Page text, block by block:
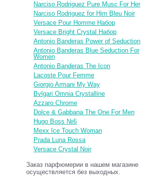
Narciso Rodriguez Pure Musc For Her
Narciso Rodriguez for Him Bleu Noir
Versace Pour Homme Набор
Versace Bright Crystal Набор
Antonio Banderas Power of Seduction
Antonio Banderas Blue Seduction For
Women
Antonio Banderas The Icon
Lacoste Pour Femme
Giorgio Armani My Way
Bvlgari Omnia Crystalline
Azzaro Chrome
Dolce & Gabbana The One For Men
Hugo Boss №6
Mexx Ice Touch Woman
Prada Luna Rossa
Versace Crystal Noir
Заказ парфюмерии в нашем магазине
осуществляется без выходных.